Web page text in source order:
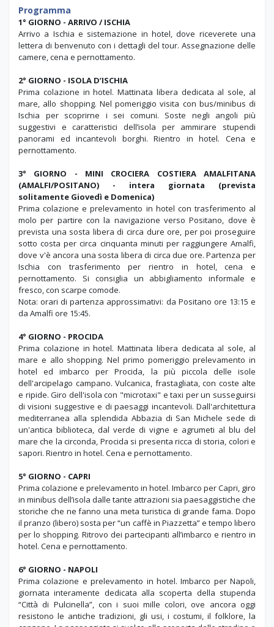
Programma
1° GIORNO - ARRIVO / ISCHIA
Arrivo a Ischia e sistemazione in hotel, dove riceverete una
lettera di benvenuto con i dettagli del tour. Assegnazione delle
camere, cena e pernottamento.
2° GIORNO - ISOLA D’ISCHIA
Prima colazione in hotel. Mattinata libera dedicata al sole, al
mare, allo shopping. Nel pomeriggio visita con bus/minibus di
Ischia per scoprirne i sei comuni. Soste negli angoli più
suggestivi e caratteristici dell’isola per ammirare stupendi
panorami ed incantevoli borghi. Rientro in hotel. Cena e
pernottamento.
3° GIORNO -
MINI CROCIERA COSTIERA AMALFITANA
(AMALFI/POSITANO) - intera giornata (prevista
solitamente Giovedì e Domenica)
Prima colazione e prelevamento in hotel con trasferimento al
molo per partire con la navigazione verso Positano, dove è
prevista una sosta libera di circa dure ore, per poi proseguire
sotto costa per circa cinquanta minuti per raggiungere Amalfi,
dove v'è ancora una sosta libera di circa due ore. Partenza per
Ischia con trasferimento per rientro in hotel, cena e
pernottamento. Si consiglia un abbigliamento informale e
fresco, con scarpe comode.
Nota: orari di partenza approssimativi: da Positano ore 13:15 e
da Amalfi ore 15:45.
4° GIORNO - PROCIDA
Prima colazione in hotel. Mattinata libera dedicata al sole, al
mare e allo shopping. Nel primo pomeriggio prelevamento in
hotel ed imbarco per Procida, la più piccola delle isole
dell'arcipelago campano. Vulcanica, frastagliata, con coste alte
e ripide. Giro dell'isola con "microtaxi" e taxi per un susseguirsi
di visioni suggestive e di paesaggi incantevoli. Dall'architettura
mediterranea alla splendida Abbazia di San Michele sede di
un'antica biblioteca, dal verde di vigne e agrumeti al blu del
mare che la circonda, Procida si presenta ricca di storia, colori e
sapori. Rientro in hotel. Cena e pernottamento.
5° GIORNO - CAPRI
Prima colazione e prelevamento in hotel. Imbarco per Capri, giro
in minibus dell’isola dalle tante attrazioni sia paesaggistiche che
storiche che ne fanno una meta turistica di grande fama. Dopo
il pranzo (libero) sosta per “un caffè in Piazzetta” e tempo libero
per lo shopping. Ritrovo dei partecipanti all’imbarco e rientro in
hotel. Cena e pernottamento.
6° GIORNO - NAPOLI
Prima colazione e prelevamento in hotel. Imbarco per Napoli,
giornata interamente dedicata alla scoperta della stupenda
“Città di Pulcinella”, con i suoi mille colori, ove ancora oggi
resistono le antiche tradizioni, gli usi, i costumi, il folklore, la